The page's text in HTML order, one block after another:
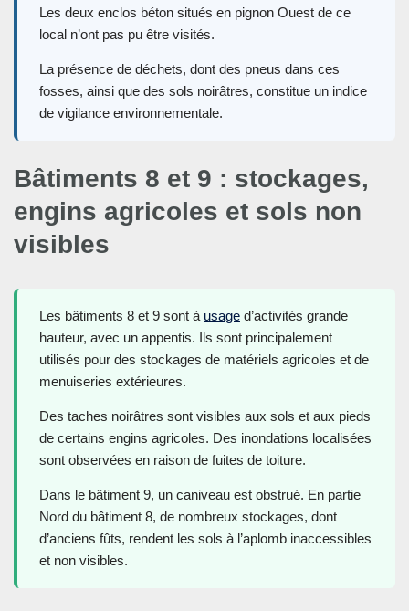
Les deux enclos béton situés en pignon Ouest de ce
local n’ont pas pu être visités.
La présence de déchets, dont des pneus dans ces
fosses, ainsi que des sols noirâtres, constitue un indice
de vigilance environnementale.
Bâtiments 8 et 9 : stockages,
engins agricoles et sols non
visibles
Les bâtiments 8 et 9 sont à usage d’activités grande
hauteur, avec un appentis. Ils sont principalement
utilisés pour des stockages de matériels agricoles et de
menuiseries extérieures.
Des taches noirâtres sont visibles aux sols et aux pieds
de certains engins agricoles. Des inondations localisées
sont observées en raison de fuites de toiture.
Dans le bâtiment 9, un caniveau est obstrué. En partie
Nord du bâtiment 8, de nombreux stockages, dont
d’anciens fûts, rendent les sols à l’aplomb inaccessibles
et non visibles.